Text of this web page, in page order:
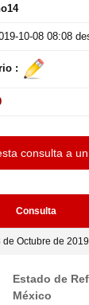
10-08 08:08
:
consulta a
Consulta
Octubre de 2019
Estado de
México